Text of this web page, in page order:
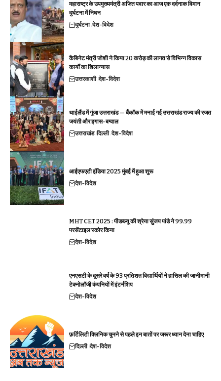
महाराष्ट्र के उपमुख्यमंत्री अजित पवार का आज एक दर्दनाक विमान
दुर्घटना में निधन
दुर्घटना देश-विदेश
कैबिनेट मंत्री जोशी ने किया 20 करोड़ की लागत से विभिन्न विकास
कार्यों का शिलान्यास
उत्तरकाशी देश-विदेश
थाईलैंड में गूंजा उत्तराखंड — बैंकॉक में मनाई गई उत्तराखंड राज्य की रजत
जयंती और इगास-बग्वाल
उत्तराखंड दिल्ली देश-विदेश
आईएफएटी इंडिया 2025 मुंबई में हुआ शुरू
देश-विदेश
MHT CET 2025 : पीडब्ल्यू की श्रेया सुंजय पांडे ने 99.99
परसेंटाइल स्कोर किया
देश-विदेश
एनएसटी के दूसरे वर्ष के 93 प्रतिशत विद्यार्थियों ने हासिल की जानीमानी
टेक्नोलॉजी कंपनियों में इंटर्नशिप
देश-विदेश
फ़र्टिलिटी क्लिनिक चुनने से पहले इन बातों पर जरूर ध्यान देना चाहिए
दिल्ली देश-विदेश